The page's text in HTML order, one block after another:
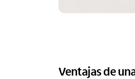
Ventajas de